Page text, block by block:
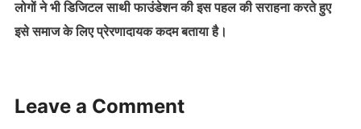
लोगों ने भी डिजिटल साथी फाउंडेशन की इस पहल की सराहना करते हुए
इसे समाज के लिए प्रेरणादायक कदम बताया है।
Leave a Comment